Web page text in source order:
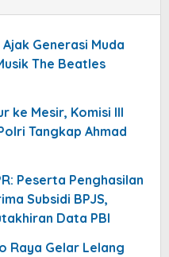
Ajak Generasi Muda
The Beatles
ke Mesir, Komisi III
Tangkap Ahmad
Peserta Penghasilan
Subsidi BPJS,
Data PBI
Raya Gelar Lelang